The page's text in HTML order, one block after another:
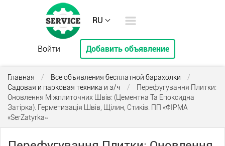
RU
Войти Добавить объявление
Главная / Все объявления бесплатной барахолки
/
Садовая и парковая техника и з/ч
/
Перефугування Плитки:
Оновлення Міжплиточних Швів: (Цементна Та Епоксидна
Затірка). Герметизація Швів, Щілин, Стиків. ПП «ФІРМА
«SerZatyrka»